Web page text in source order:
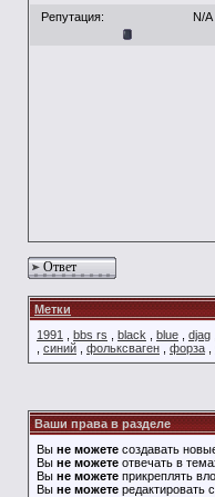
Репутация:
N/A
Ответ
Метки
1991
bbs rs black blue djag
синий фольксваген форза
Ваши права в разделе
Вы не можете создавать
Вы не можете отвечать в
Вы не можете прикреплять
Вы не можете редактировать